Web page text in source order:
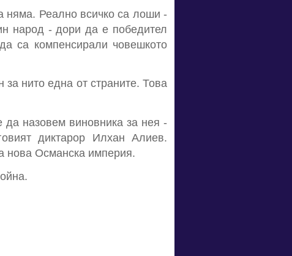
няма. Реално всичко са лоши -
народ - дори да е победител
са компенсирали човешкото
нито една от страните. Това
назовем виновника за нея -
диктарор Илхан Алиев.
нова Османска империя.